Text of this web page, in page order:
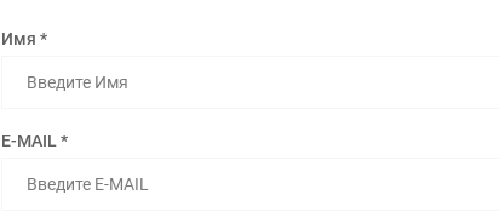
Имя *
E-MAIL *